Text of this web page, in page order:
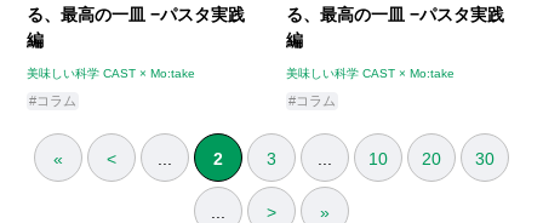
る、最高の一皿 −パスタ実践
編
美味しい科学 CAST × Mo:take
#コラム
る、最高の一皿 −パスタ実践
編
美味しい科学 CAST × Mo:take
#コラム
« < 2 3 10 20 30
> »